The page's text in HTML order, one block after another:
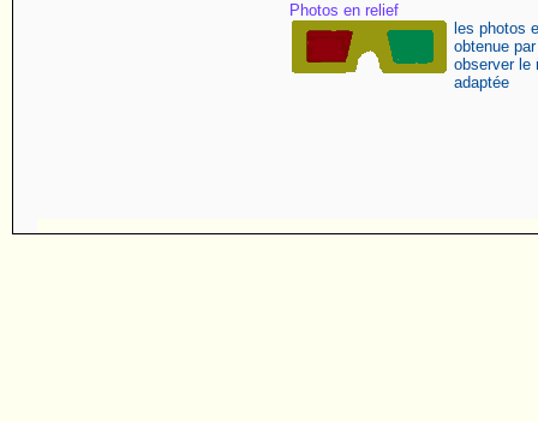
Photos en relief
les photos
obtenue
observer le
adaptée